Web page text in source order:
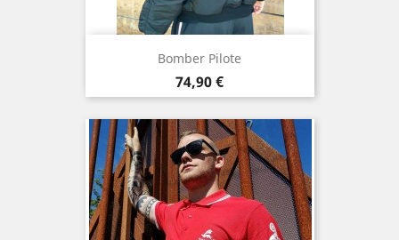
Bomber Pilote
Preis
74,90 €